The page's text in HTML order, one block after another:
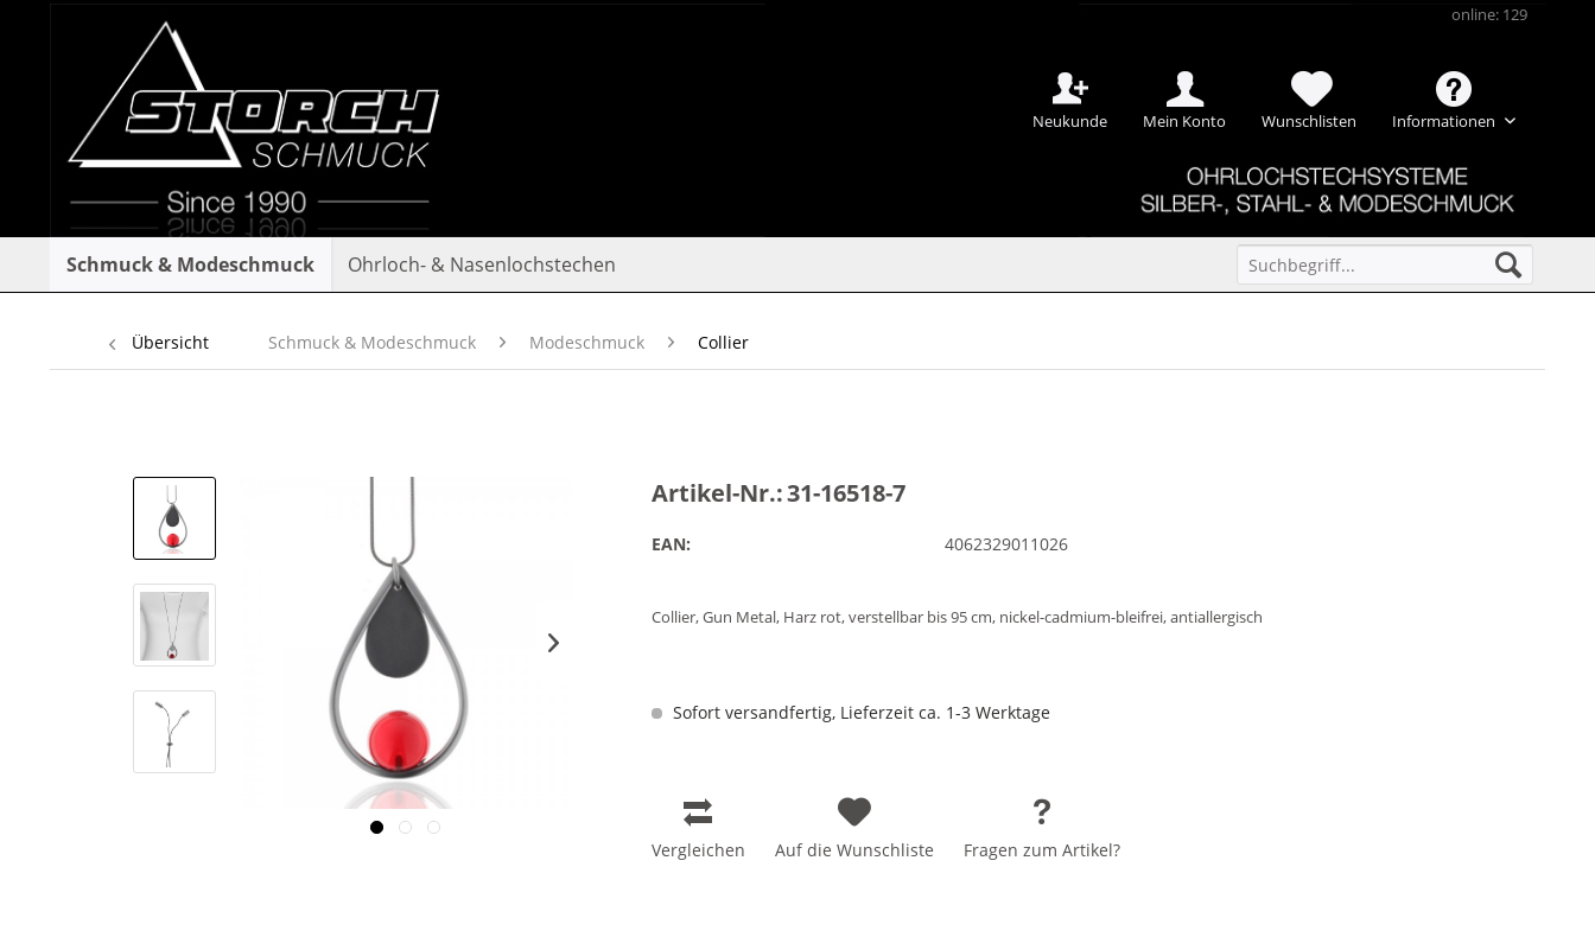
Neukunde Mein Konto Wunschlisten Informationen
online: 129
Schmuck & Modeschmuck Ohrloch- & Nasenlochstechen
Übersicht Schmuck & Modeschmuck Modeschmuck Collier
Artikel-Nr.:31-16518-7
EAN: 4062329011026
Collier, Gun Metal, Harz rot, verstellbar bis 95 cm, nickel-cadmium-bleifrei, antiallergisch
Sofort versandfertig, Lieferzeit ca. 1-3 Werktage
Vergleichen Auf die Wunschliste Fragen zum Artikel?